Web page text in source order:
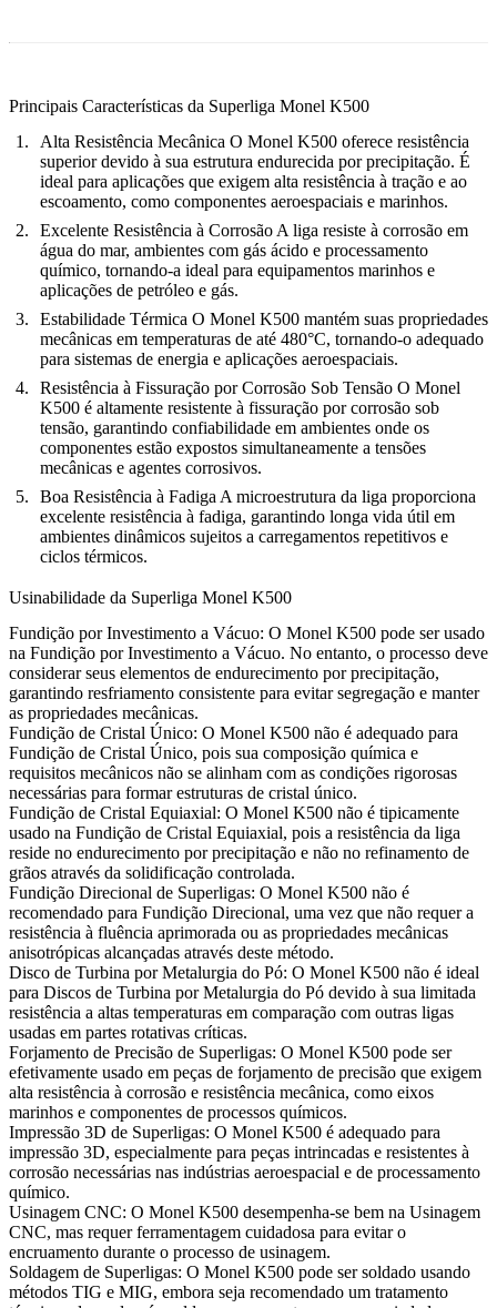
Principais Características da Superliga Monel K500
Alta Resistência Mecânica O Monel K500 oferece resistência
superior devido à sua estrutura endurecida por precipitação. É
ideal para aplicações que exigem alta resistência à tração e ao
escoamento, como componentes aeroespaciais e marinhos.
Excelente Resistência à Corrosão A liga resiste à corrosão em
água do mar, ambientes com gás ácido e processamento
químico, tornando-a ideal para equipamentos marinhos e
aplicações de petróleo e gás.
Estabilidade Térmica O Monel K500 mantém suas propriedades
mecânicas em temperaturas de até 480°C, tornando-o adequado
para sistemas de energia e aplicações aeroespaciais.
Resistência à Fissuração por Corrosão Sob Tensão O Monel
K500 é altamente resistente à fissuração por corrosão sob
tensão, garantindo confiabilidade em ambientes onde os
componentes estão expostos simultaneamente a tensões
mecânicas e agentes corrosivos.
Boa Resistência à Fadiga A microestrutura da liga proporciona
excelente resistência à fadiga, garantindo longa vida útil em
ambientes dinâmicos sujeitos a carregamentos repetitivos e
ciclos térmicos.
Usinabilidade da Superliga Monel K500
Fundição por Investimento a Vácuo: O Monel K500 pode ser usado
na Fundição por Investimento a Vácuo. No entanto, o processo deve
considerar seus elementos de endurecimento por precipitação,
garantindo resfriamento consistente para evitar segregação e manter
as propriedades mecânicas.
Fundição de Cristal Único: O Monel K500 não é adequado para
Fundição de Cristal Único, pois sua composição química e
requisitos mecânicos não se alinham com as condições rigorosas
necessárias para formar estruturas de cristal único.
Fundição de Cristal Equiaxial: O Monel K500 não é tipicamente
usado na Fundição de Cristal Equiaxial, pois a resistência da liga
reside no endurecimento por precipitação e não no refinamento de
grãos através da solidificação controlada.
Fundição Direcional de Superligas: O Monel K500 não é
recomendado para Fundição Direcional, uma vez que não requer a
resistência à fluência aprimorada ou as propriedades mecânicas
anisotrópicas alcançadas através deste método.
Disco de Turbina por Metalurgia do Pó: O Monel K500 não é ideal
para Discos de Turbina por Metalurgia do Pó devido à sua limitada
resistência a altas temperaturas em comparação com outras ligas
usadas em partes rotativas críticas.
Forjamento de Precisão de Superligas: O Monel K500 pode ser
efetivamente usado em peças de forjamento de precisão que exigem
alta resistência à corrosão e resistência mecânica, como eixos
marinhos e componentes de processos químicos.
Impressão 3D de Superligas: O Monel K500 é adequado para
impressão 3D, especialmente para peças intrincadas e resistentes à
corrosão necessárias nas indústrias aeroespacial e de processamento
químico.
Usinagem CNC: O Monel K500 desempenha-se bem na Usinagem
CNC, mas requer ferramentagem cuidadosa para evitar o
encruamento durante o processo de usinagem.
Soldagem de Superligas: O Monel K500 pode ser soldado usando
métodos TIG e MIG, embora seja recomendado um tratamento